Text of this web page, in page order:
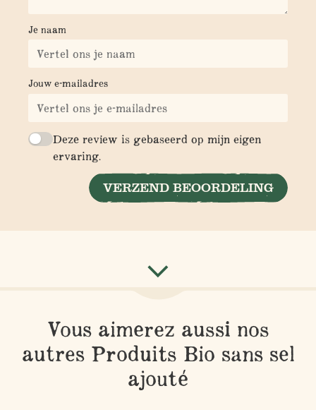
Je naam
Jouw e-mailadres
Deze review is gebaseerd op mijn eigen
ervaring.
VERZEND BEOORDELING
Vous aimerez aussi nos
autres Produits Bio sans sel
ajouté